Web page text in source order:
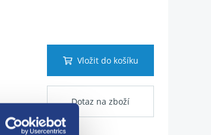
Vložit do košíku
Dotaz na zboží